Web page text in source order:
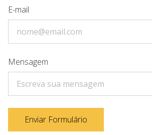
E-mail
Mensagem
Enviar Formulário